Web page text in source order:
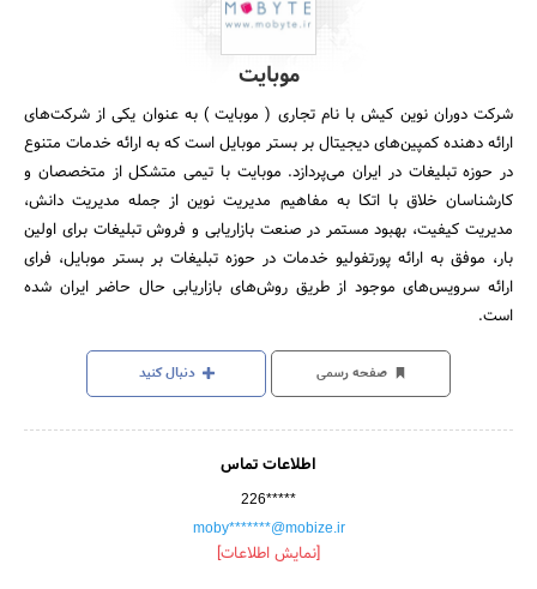
موبایت
شرکت دوران نوین کیش با نام تجاری ( موبایت ) به عنوان یکی از شرکت‌های
ارائه دهنده کمپین‌های دیجیتال بر بستر موبایل است که به ارائه خدمات متنوع
در حوزه تبلیغات در ایران می‌پردازد. موبایت با تیمی متشکل از متخصصان و
کارشناسان خلاق با اتکا به مفاهیم مدیریت نوین از جمله مدیریت دانش،
مدیریت کیفیت، بهبود مستمر در صنعت بازاریابی و فروش تبلیغات برای اولین
بار، موفق به ارائه پورتفولیو خدمات در حوزه تبلیغات بر بستر موبایل، فرای
ارائه سرویس‌های موجود از طریق روش‌های بازاریابی حال حاضر ایران شده
است.
صفحه رسمی دنبال کنید
اطلاعات تماس
226*****
moby*******@mobize.ir
[نمایش اطلاعات]